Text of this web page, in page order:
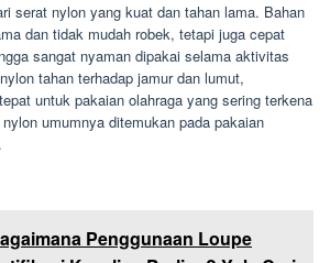
serat nylon yang kuat dan tahan lama. Bahan
dan tidak mudah robek, tetapi juga cepat
sangat nyaman dipakai selama aktivitas
tahan terhadap jamur dan lumut,
untuk pakaian olahraga yang sering terkena
umumnya ditemukan pada pakaian
Penggunaan Loupe